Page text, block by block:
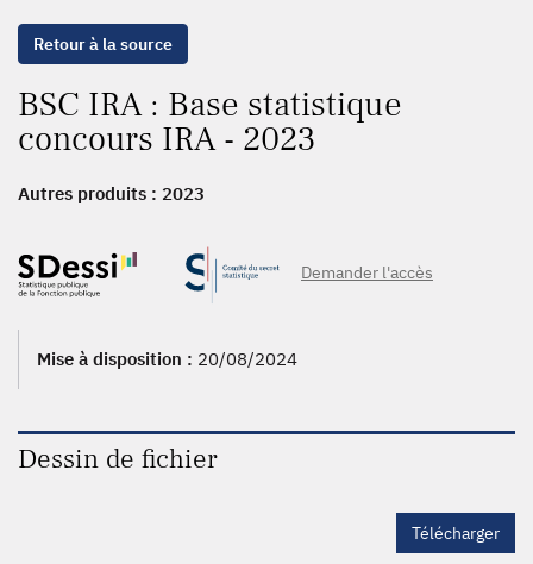
Retour à la source
BSC IRA : Base statistique
concours IRA - 2023
Autres produits : 2023
Demander l'accès
Mise à disposition : 20/08/2024
Dessin de fichier
Télécharger